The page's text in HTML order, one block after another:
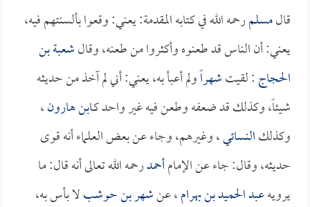
قالمسلمرحمه الله في كتابه المقدمة: يعني: وقعوا بألسنتهم فيه،
يعني: أن الناس قد طعنوه وأكثروا من طعنه، وقالشعبة بن
الحجاج: لقيتشهراًولم أعبأ به، يعني: أني لم آخذ من حديثه
شيئاً، وكذلك قد ضعفه وطعن فيه غير واحد كـابن هارون،
وكذلكالنسائي، وغيرهم، وجاء عن بعض العلماء أنه قوى
حديثه، وقال: جاء عن الإمامأحمدرحمه الله تعالى أنه قال: ما
يرويهعبد الحميد بن بهرام، عنشهر بن حوشبلا بأس به،